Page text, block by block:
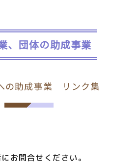
、団体の助成事業
の助成事業 リンク集
お問合せください。